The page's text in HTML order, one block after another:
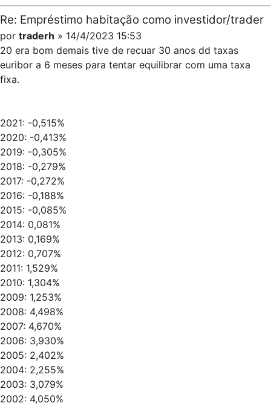
Re: Empréstimo habitação como investidor/trader
por traderh » 14/4/2023 15:53
20 era bom demais tive de recuar 30 anos dd taxas
euribor a 6 meses para tentar equilibrar com uma taxa
fixa.
2021: -0,515%
2020: -0,413%
2019: -0,305%
2018: -0,279%
2017: -0,272%
2016: -0,188%
2015: -0,085%
2014: 0,081%
2013: 0,169%
2012: 0,707%
2011: 1,529%
2010: 1,304%
2009: 1,253%
2008: 4,498%
2007: 4,670%
2006: 3,930%
2005: 2,402%
2004: 2,255%
2003: 3,079%
2002: 4,050%